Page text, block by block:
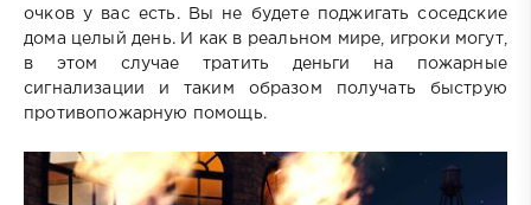
очков у вас есть. Вы не будете поджигать соседские
дома целый день. И как в реальном мире, игроки могут,
в этом случае тратить деньги на пожарные
сигнализации и таким образом получать быструю
противопожарную помощь.